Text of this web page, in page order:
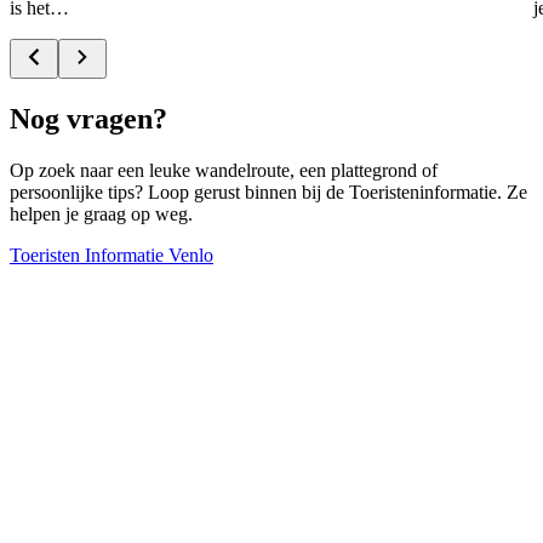
is het…
Nog vragen?
Op zoek naar een leuke wandelroute, een plattegrond of
persoonlijke tips? Loop gerust binnen bij de Toeristeninformatie. Ze
helpen je graag op weg.
Toeristen Informatie Venlo